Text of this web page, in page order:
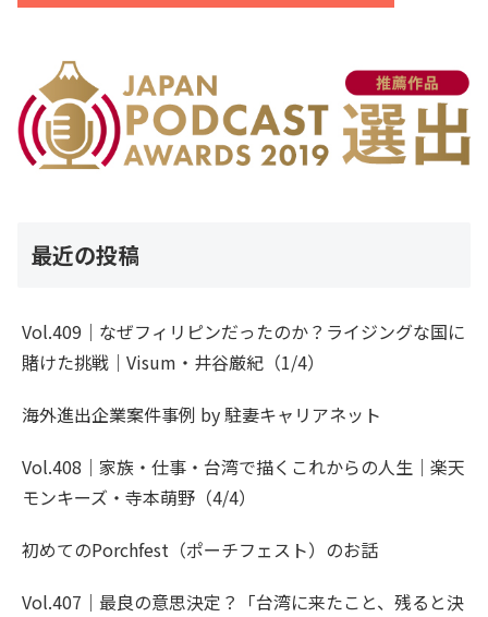
最近の投稿
Vol.409｜なぜフィリピンだったのか？ライジングな国に
賭けた挑戦｜Visum・井谷厳紀（1/4）
海外進出企業案件事例 by 駐妻キャリアネット
Vol.408｜家族・仕事・台湾で描くこれからの人生｜楽天
モンキーズ・寺本萌野（4/4）
初めてのPorchfest（ポーチフェスト）のお話
Vol.407｜最良の意思決定？「台湾に来たこと、残ると決